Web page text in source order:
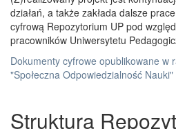
działań, a także zakłada dalsze
cyfrową Repozytorium UP pod
pracowników Uniwersytetu
Dokumenty cyfrowe opublikowane w
"Społeczna Odpowiedzialność
Struktura